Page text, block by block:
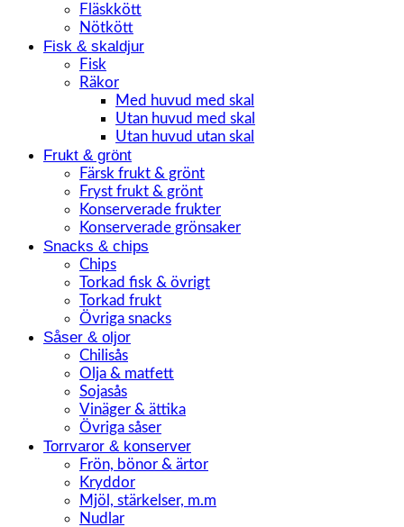
Fläskkött
Nötkött
Fisk & skaldjur
Fisk
Räkor
Med huvud med skal
Utan huvud med skal
Utan huvud utan skal
Frukt & grönt
Färsk frukt & grönt
Fryst frukt & grönt
Konserverade frukter
Konserverade grönsaker
Snacks & chips
Chips
Torkad fisk & övrigt
Torkad frukt
Övriga snacks
Såser & oljor
Chilisås
Olja & matfett
Sojasås
Vinäger & ättika
Övriga såser
Torrvaror & konserver
Frön, bönor & ärtor
Kryddor
Mjöl, stärkelser, m.m
Nudlar